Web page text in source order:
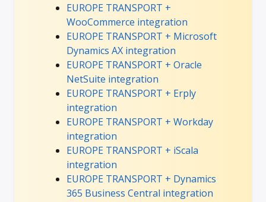
EUROPE TRANSPORT +
WooCommerce integration
EUROPE TRANSPORT + Microsoft
Dynamics AX integration
EUROPE TRANSPORT + Oracle
NetSuite integration
EUROPE TRANSPORT + Erply
integration
EUROPE TRANSPORT + Workday
integration
EUROPE TRANSPORT + iScala
integration
EUROPE TRANSPORT + Dynamics
365 Business Central integration